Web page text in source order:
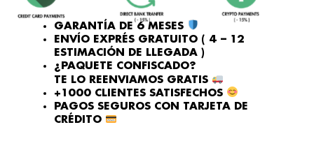
£301.00.£192.64.
GARANTÍA DE 6 MESES
ENVÍO EXPRÉS GRATUITO ( 4 – 12
ESTIMACIÓN DE LLEGADA )
¿PAQUETE CONFISCADO?
TE LO REENVIAMOS GRATIS
+1000 CLIENTES SATISFECHOS
PAGOS SEGUROS CON TARJETA DE
CRÉDITO